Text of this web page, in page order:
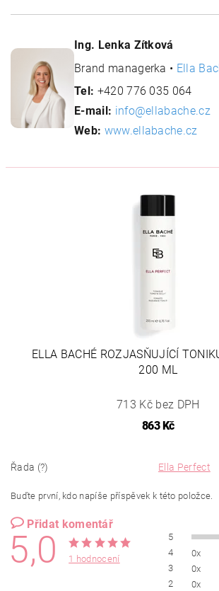
Ing. Lenka Zítková
Brand managerka • Ella
Tel: +420 776 035 064
E-mail: info@ellabache.cz
Web: www.ellabache.cz
ELLA BACHÉ ROZJASŇUJÍCÍ
200 ML
713 Kč bez DPH
863 Kč
Řada (?) Ella Perfect
Buďte první, kdo napíše příspěvek k této položce.
Přidat komentář
5,0 1 hodnocení
5
4
0x
3
0x
2
0x